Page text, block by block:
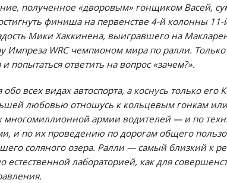
полученное «дворовым» гонщиком Васей,
финиша на первенстве 4-й колонны 11-
Мики Хаккинена, выигравшего на
Импреза WRC чемпионом мира по ралли. Только
попытаться ответить на вопрос «зачем?».
обо всех видах автоспорта, а коснусь только
любовью отношусь к кольцевым гонкам или
многомиллионной армии водителей — и по
и по их проведению по дорогам общего
соляного озера. Ралли — самый близкий к
лабораторией, как для